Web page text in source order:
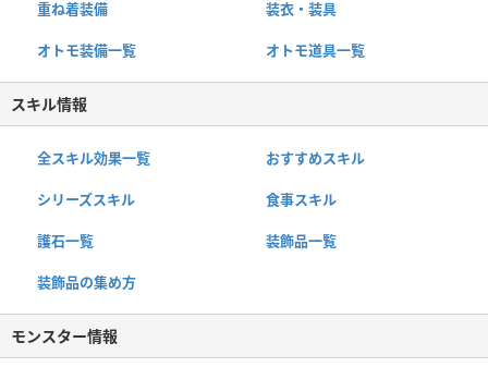
重ね着装備 装衣・装具
オトモ装備一覧 オトモ道具一覧
スキル情報
全スキル効果一覧 おすすめスキル
シリーズスキル 食事スキル
護石一覧 装飾品一覧
装飾品の集め方
モンスター情報